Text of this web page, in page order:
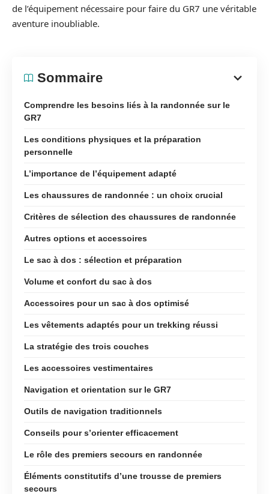
de l’équipement nécessaire pour faire du GR7 une véritable
aventure inoubliable.
Sommaire
Comprendre les besoins liés à la randonnée sur le
GR7
Les conditions physiques et la préparation
personnelle
L’importance de l’équipement adapté
Les chaussures de randonnée : un choix crucial
Critères de sélection des chaussures de randonnée
Autres options et accessoires
Le sac à dos : sélection et préparation
Volume et confort du sac à dos
Accessoires pour un sac à dos optimisé
Les vêtements adaptés pour un trekking réussi
La stratégie des trois couches
Les accessoires vestimentaires
Navigation et orientation sur le GR7
Outils de navigation traditionnels
Conseils pour s’orienter efficacement
Le rôle des premiers secours en randonnée
Éléments constitutifs d’une trousse de premiers
secours